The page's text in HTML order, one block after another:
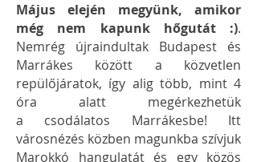
Május elején megyünk, amikor
még nem kapunk hőgutát :).
Nemrég újraindultak Budapest és
Marrákes között a közvetlen
repülőjáratok, így alig több, mint 4
óra alatt megérkezhetük
a csodálatos Marrákesbe! Itt
városnézés közben magunkba szívjuk
Marokkó hangulatát és egy közös